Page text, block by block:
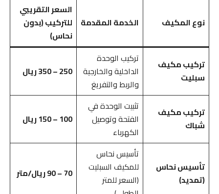
نوع المكيف الخدمة المقدمة
السعر التقريبي
للتركيب (بدون
نحاس)
تركيب مكيف
سبليت
تركيب الوحدة
الداخلية والخارجية
والربط والتفريغ
250 – 350 ريال
تركيب مكيف
شباك
تثبيت الوحدة في
الفتحة وتوصيل
الكهرباء
100 – 150 ريال
تأسيس نحاس
(تمديد)
تأسيس نحاس
للمكيف السبليت
(السعر للمتر
70 – 90 ريال/متر